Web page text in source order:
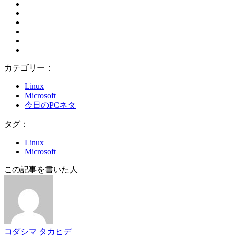
カテゴリー：
Linux
Microsoft
今日のPCネタ
タグ：
Linux
Microsoft
この記事を書いた人
コダシマ タカヒデ